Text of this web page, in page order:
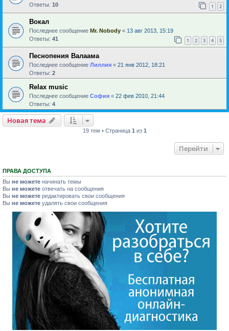
Ответы: 10 1 2
Вокал
Последнее сообщение Mr. Nobody « 13 авг 2013, 15:19
Ответы: 41 1 2 3 4 5
Песнопения Валаама
Последнее сообщение Лиллия « 21 янв 2012, 18:21
Ответы: 2
Relax music
Последнее сообщение София « 22 фев 2010, 21:44
Ответы: 4
Новая тема
19 тем • Страница 1 из 1
Перейти
ПРАВА ДОСТУПА
Вы не можете начинать темы
Вы не можете отвечать на сообщения
Вы не можете редактировать свои сообщения
Вы не можете удалять свои сообщения